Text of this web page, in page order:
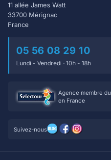
11 allée James Watt
33700 Mérignac
France
05 56 08 29 10
Lundi - Vendredi · 10h - 18h
Agence membre du
en France
Suivez-nous